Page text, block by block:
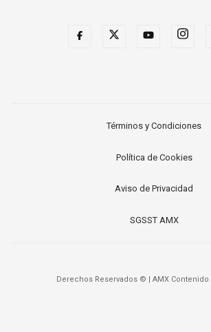
Términos y Condiciones
Política de Cookies
Aviso de Privacidad
SGSST AMX
Derechos Reservados © AMX Contenido